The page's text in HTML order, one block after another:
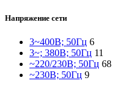
Напряжение сети
3~400В; 50Гц 6
3~; 380В; 50Гц 11
~220/230В; 50Гц 68
~230В; 50Гц 9